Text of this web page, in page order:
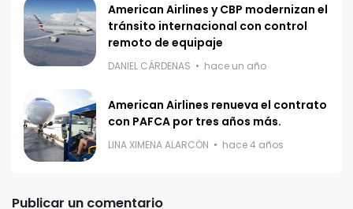
American Airlines y CBP modernizan el
tránsito internacional con control
remoto de equipaje
DANIEL CÁRDENAS hace un año
American Airlines renueva el contrato
con PAFCA por tres años más.
LINA XIMENA ALARCÓN hace 4 años
Publicar un comentario